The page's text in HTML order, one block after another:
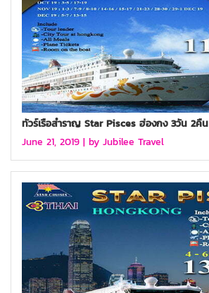
ทัวร์เรือสำราญ Star Pisces ฮ่องกง 3วัน 2คืน
June 21, 2019 | by Jubilee Travel